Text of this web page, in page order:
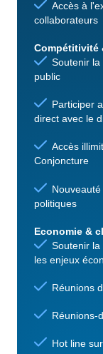
Accès à
collaborateurs
Compétitivité
Soutenir
public
Participer
direct avec le
Accès
Conjoncture
politiques
Economie &
Soutenir
les enjeux
Réunions
Réunions-
Hot line